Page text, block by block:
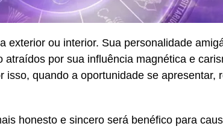
exterior ou interior. Sua personalidade
por sua influência magnética e
quando a oportunidade se apresentar,
honesto e sincero será benéfico para